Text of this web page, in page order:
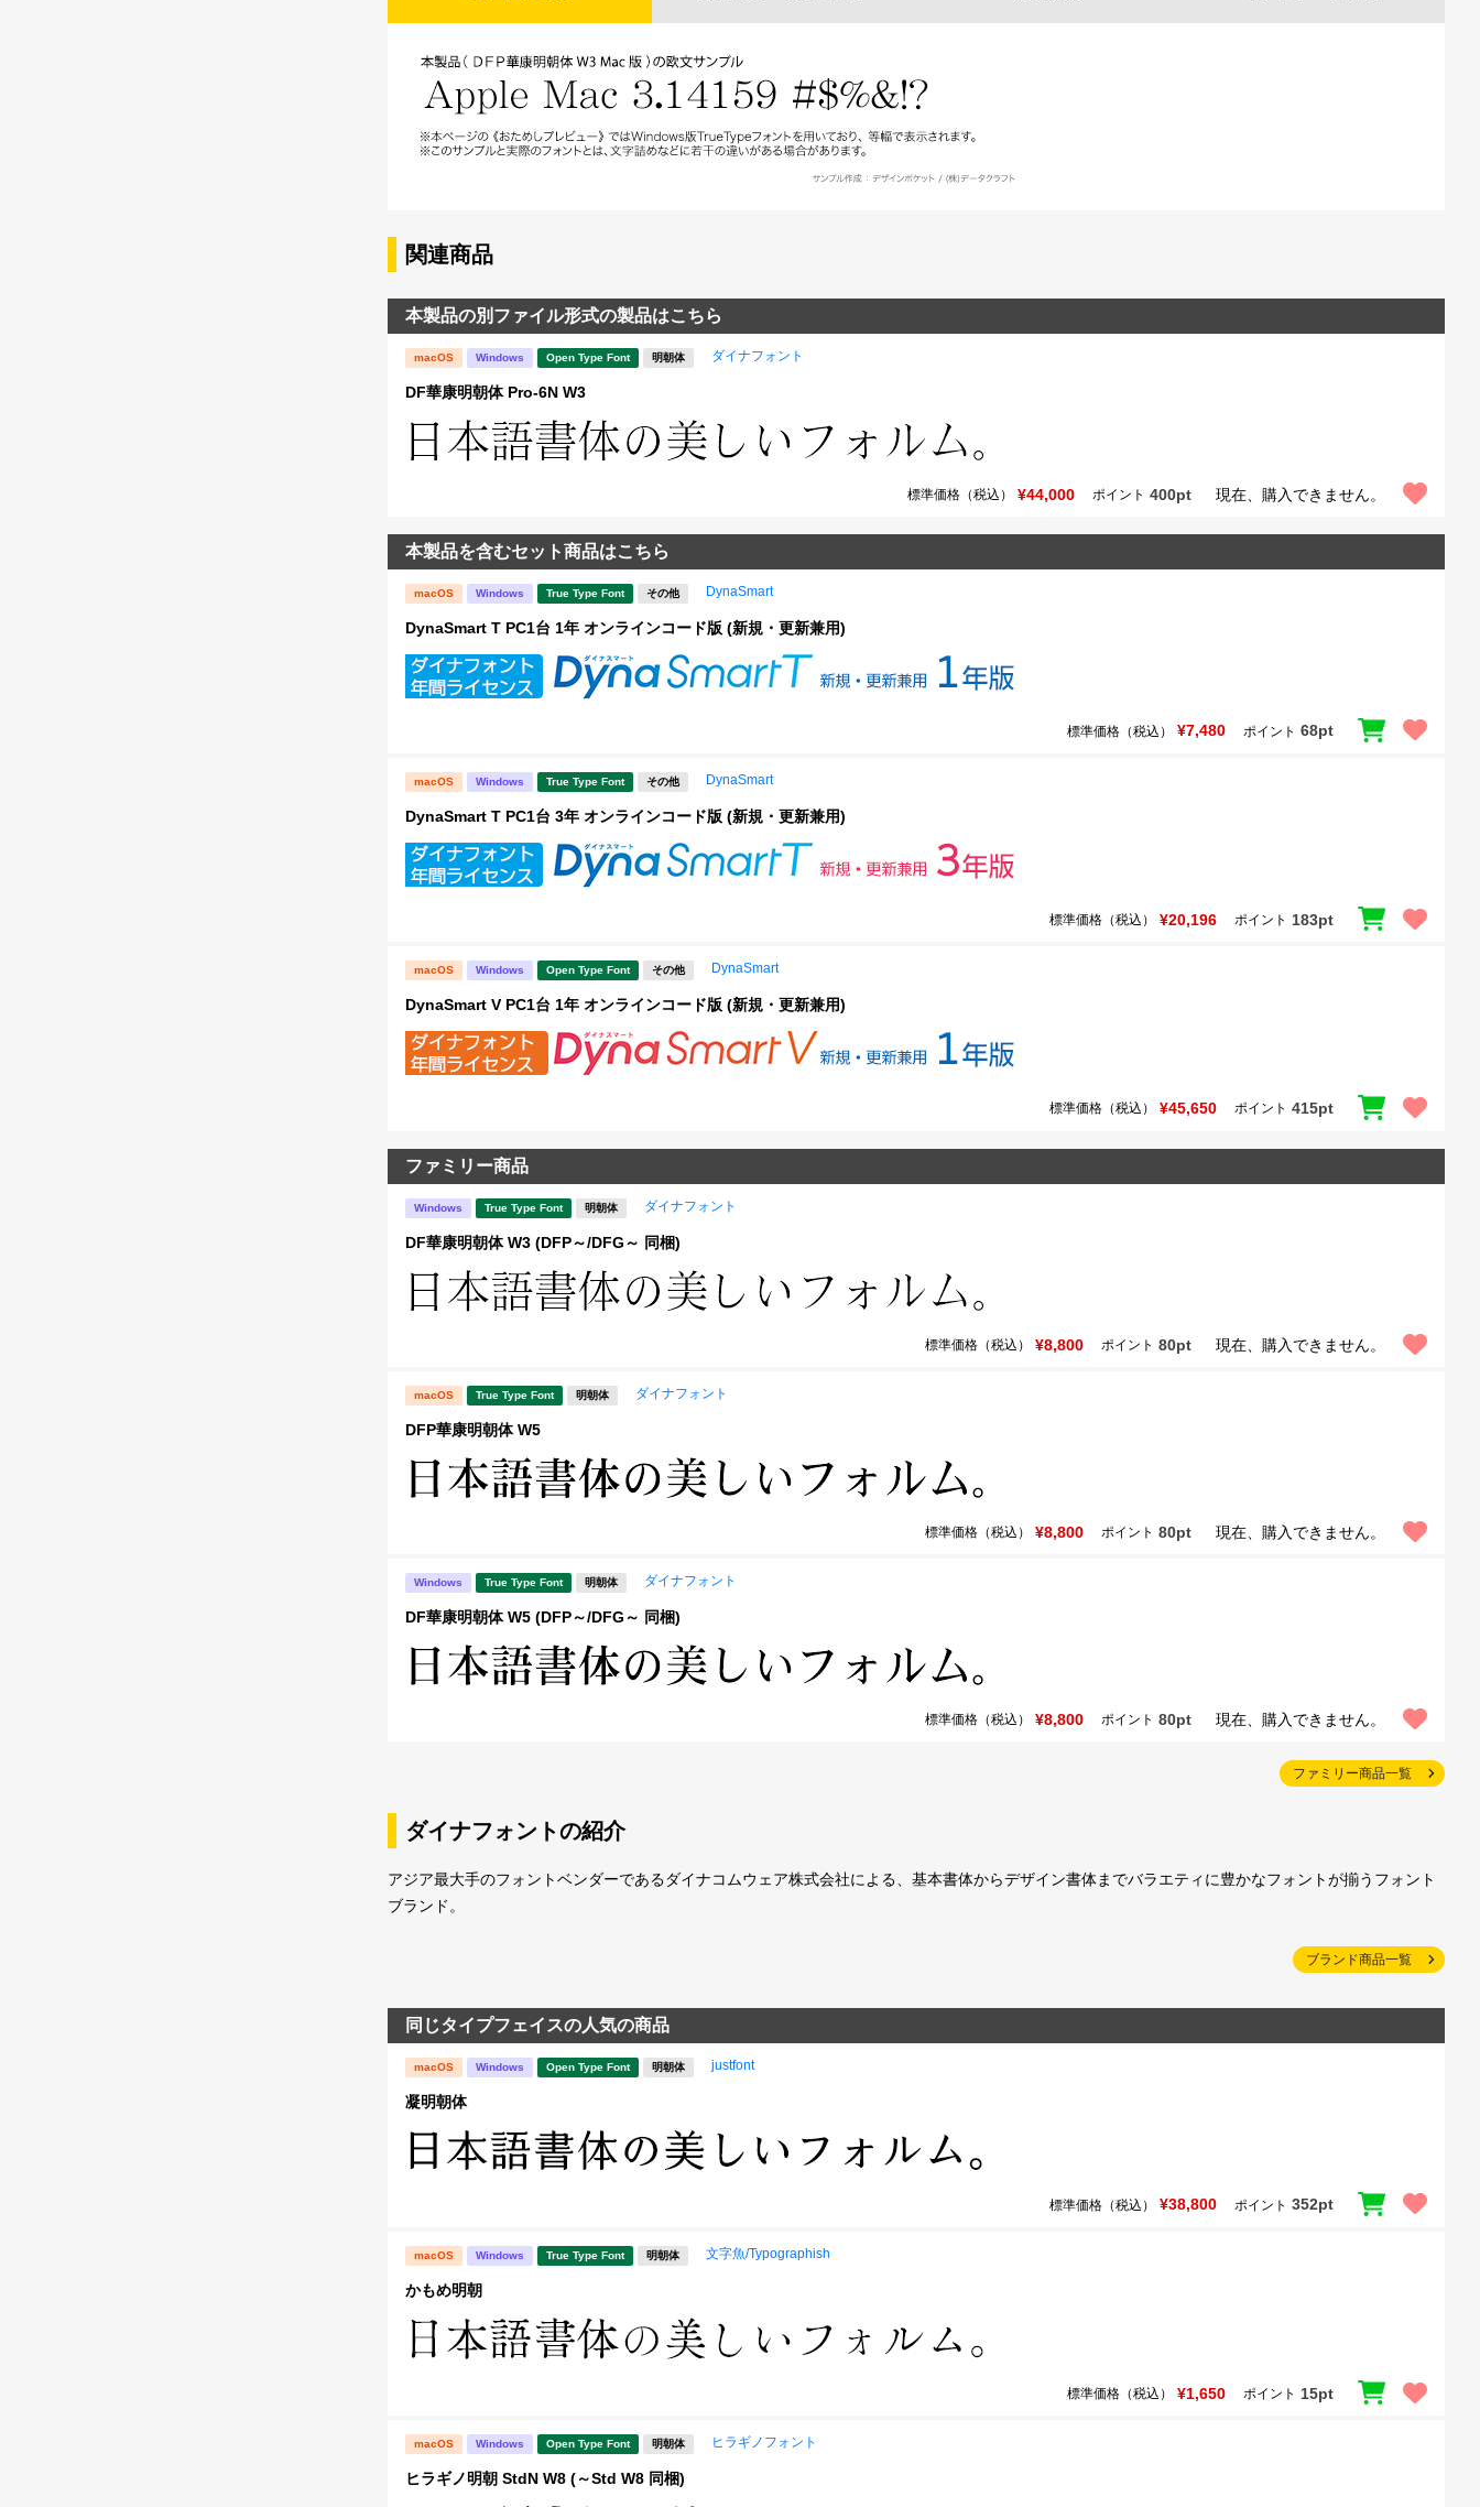
関連商品
本製品の別ファイル形式の製品はこちら
macOS Windows Open Type Font 明朝体 ダイナフォント
DF華康明朝体 Pro-6N W3
標準価格（税込） ¥44,000 ポイント 400pt 現在、購入できません。
本製品を含むセット商品はこちら
macOS Windows True Type Font その他 DynaSmart
DynaSmart T PC1台 1年 オンラインコード版 (新規・更新兼用)
標準価格（税込） ¥7,480 ポイント 68pt
macOS Windows True Type Font その他 DynaSmart
DynaSmart T PC1台 3年 オンラインコード版 (新規・更新兼用)
標準価格（税込） ¥20,196 ポイント 183pt
macOS Windows Open Type Font その他 DynaSmart
DynaSmart V PC1台 1年 オンラインコード版 (新規・更新兼用)
標準価格（税込） ¥45,650 ポイント 415pt
ファミリー商品
Windows True Type Font 明朝体 ダイナフォント
DF華康明朝体 W3 (DFP～/DFG～ 同梱)
標準価格（税込） ¥8,800 ポイント 80pt 現在、購入できません。
macOS True Type Font 明朝体 ダイナフォント
DFP華康明朝体 W5
標準価格（税込） ¥8,800 ポイント 80pt 現在、購入できません。
Windows True Type Font 明朝体 ダイナフォント
DF華康明朝体 W5 (DFP～/DFG～ 同梱)
標準価格（税込） ¥8,800 ポイント 80pt 現在、購入できません。
ファミリー商品一覧
ダイナフォントの紹介
アジア最大手のフォントベンダーであるダイナコムウェア株式会社による、基本書体からデザイン書体までバラエティに豊かなフォントが揃うフォント
ブランド。
ブランド商品一覧
同じタイプフェイスの人気の商品
macOS Windows Open Type Font 明朝体 justfont
凝明朝体
標準価格（税込） ¥38,800 ポイント 352pt
macOS Windows True Type Font 明朝体 文字魚/Typographish
かもめ明朝
標準価格（税込） ¥1,650 ポイント 15pt
macOS Windows Open Type Font 明朝体 ヒラギノフォント
ヒラギノ明朝 StdN W8 (～Std W8 同梱)